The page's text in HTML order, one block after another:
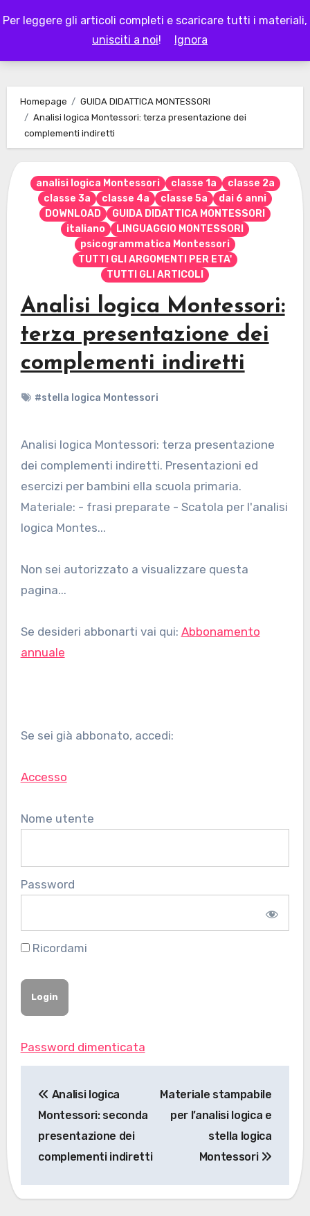
Per leggere gli articoli completi e scaricare tutti i materiali,
unisciti a noi! Ignora
to
LAPAPPADOLCE
Homepage
GUIDA DIDATTICA MONTESSORI
Analisi logica Montessori: terza presentazione dei
complementi indiretti
analisi logica Montessori classe 1a
classe 2a
classe 3a
classe 4a classe 5a
dai 6 anni
DOWNLOAD
GUIDA DIDATTICA MONTESSORI
italiano
LINGUAGGIO MONTESSORI
psicogrammatica Montessori
TUTTI GLI ARGOMENTI PER ETA'
TUTTI GLI ARTICOLI
Analisi logica Montessori:
terza presentazione dei
complementi indiretti
#stella logica Montessori
Analisi logica Montessori: terza presentazione
dei complementi indiretti. Presentazioni ed
esercizi per bambini ella scuola primaria.
Materiale: - frasi preparate - Scatola per l'analisi
logica Montes...
Non sei autorizzato a visualizzare questa
pagina...
Se desideri abbonarti vai qui: Abbonamento
annuale
Se sei già abbonato, accedi:
Accesso
Nome utente
Password
Ricordami
Password dimenticata
articoli
Analisi logica
Montessori: seconda
presentazione dei
complementi indiretti
Materiale stampabile
per l’analisi logica e
stella logica
Montessori